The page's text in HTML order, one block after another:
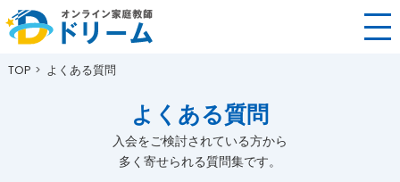
TOP よくある質問
よくある質問
入会をご検討されている方から
多く寄せられる質問集です。